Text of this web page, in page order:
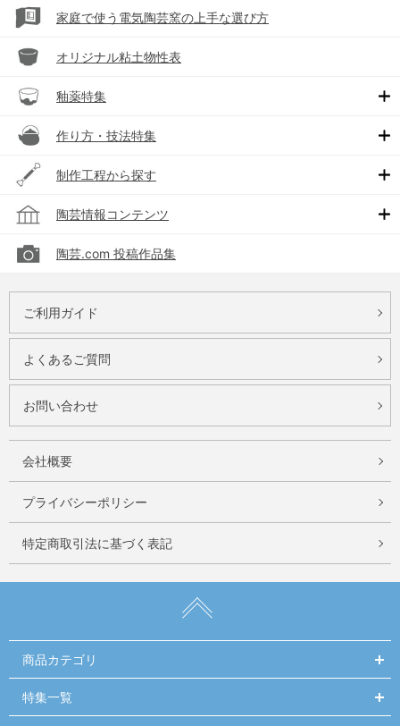
家庭で使う電気陶芸窯の上手な選び方
オリジナル粘土物性表
釉薬特集
作り方・技法特集
制作工程から探す
陶芸情報コンテンツ
陶芸.com 投稿作品集
ご利用ガイド
よくあるご質問
お問い合わせ
会社概要
プライバシーポリシー
特定商取引法に基づく表記
商品カテゴリ
特集一覧